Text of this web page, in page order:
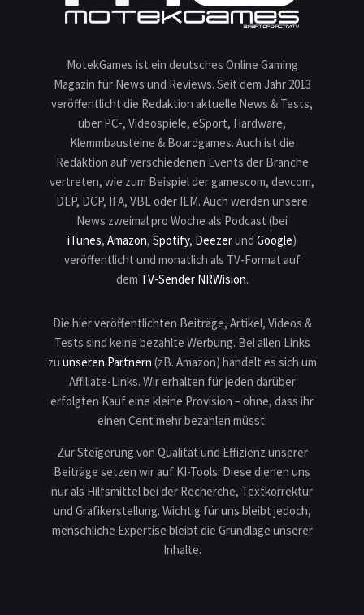
MotekGames ist ein deutsches Online Gaming
Magazin für News und Reviews. Seit dem Jahr 2013
veröffentlicht die Redaktion aktuelle News & Tests,
über PC-, Videospiele, eSport, Hardware,
Klemmbausteine & Boardgames. Auch ist die
Redaktion auf verschiedenen Events der Branche
vertreten, wie zum Beispiel der gamescom, devcom,
DEP, DCP, IFA, VBL oder IEM. Auch werden unsere
News zweimal pro Woche als Podcast (bei
iTunes, Amazon, Spotify, Deezerund Google)
veröffentlicht und monatlich als TV-Format auf
dem TV-Sender NRWision.
Die hier veröffentlichten Beiträge, Artikel, Videos &
Tests sind keine bezahlte Werbung. Bei allen Links
zu unseren Partnern (zB. Amazon) handelt es sich um
Affiliate-Links. Wir erhalten für jeden darüber
erfolgten Kauf eine kleine Provision – ohne, dass ihr
einen Cent mehr bezahlen müsst.
Zur Steigerung von Qualität und Effizienz unserer
Beiträge setzen wir auf KI-Tools: Diese dienen uns
nur als Hilfsmittel bei der Recherche, Textkorrektur
und Grafikerstellung. Wichtig für uns bleibt jedoch,
menschliche Expertise bleibt die Grundlage unserer
Inhalte.